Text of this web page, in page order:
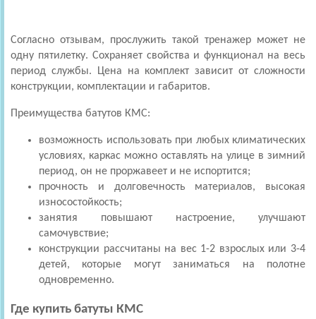
Согласно отзывам, прослужить такой тренажер может не
одну пятилетку. Сохраняет свойства и функционал на весь
период службы. Цена на комплект зависит от сложности
конструкции, комплектации и габаритов.
Преимущества батутов КМС:
возможность использовать при любых климатических
условиях, каркас можно оставлять на улице в зимний
период, он не проржавеет и не испортится;
прочность и долговечность материалов, высокая
износостойкость;
занятия повышают настроение, улучшают
самочувствие;
конструкции рассчитаны на вес 1-2 взрослых или 3-4
детей, которые могут заниматься на полотне
одновременно.
Где купить батуты КМС